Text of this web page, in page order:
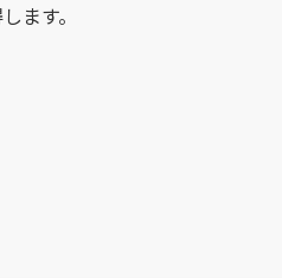
ます。